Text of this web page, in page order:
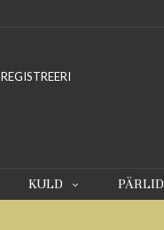
REGISTREERI
KULD PÄRLID